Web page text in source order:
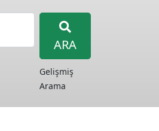
ARA
Gelişmiş
Arama